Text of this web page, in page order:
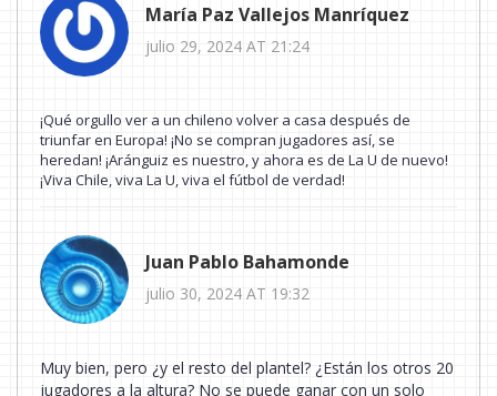
María Paz Vallejos Manríquez
julio 29, 2024 AT 21:24
¡Qué orgullo ver a un chileno volver a casa después de
triunfar en Europa! ¡No se compran jugadores así, se
heredan! ¡Aránguiz es nuestro, y ahora es de La U de nuevo!
¡Viva Chile, viva La U, viva el fútbol de verdad!
Juan Pablo Bahamonde
julio 30, 2024 AT 19:32
Muy bien, pero ¿y el resto del plantel? ¿Están los otros 20
jugadores a la altura? No se puede ganar con un solo